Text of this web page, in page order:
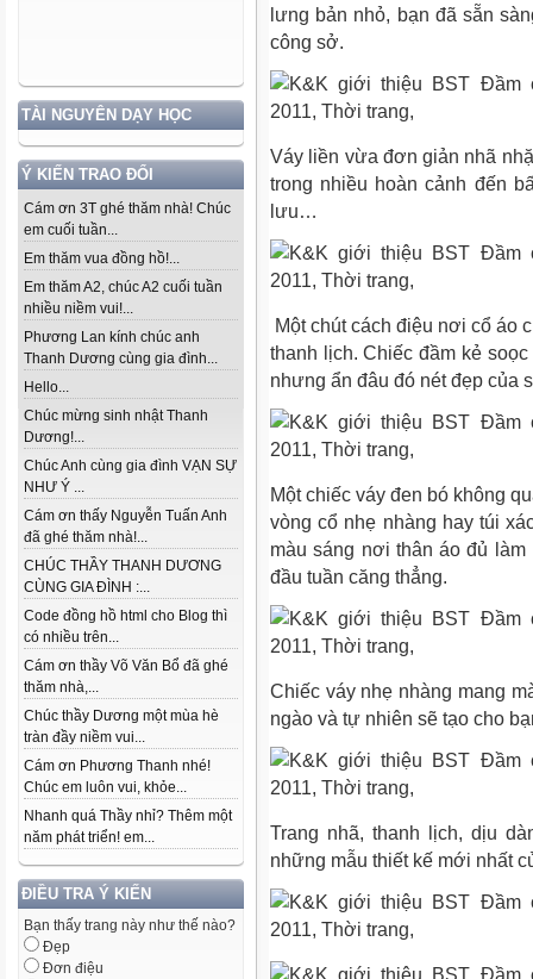
TÀI NGUYÊN DẠY HỌC
Ý KIẾN TRAO ĐỔI
Cám ơn 3T ghé thăm nhà! Chúc
em cuối tuần...
Em thăm vua đồng hồ!...
Em thăm A2, chúc A2 cuối tuần
nhiều niềm vui!...
Phương Lan kính chúc anh
Thanh Dương cùng gia đình...
Hello...
Chúc mừng sinh nhật Thanh
Dương!...
Chúc Anh cùng gia đình VẠN SỰ
NHƯ Ý ...
Cám ơn thấy Nguyễn Tuấn Anh
đã ghé thăm nhà!...
CHÚC THẦY THANH DƯƠNG
CÙNG GIA ĐÌNH :...
Code đồng hồ html cho Blog thì
có nhiều trên...
Cám ơn thầy Võ Văn Bổ đã ghé
thăm nhà,...
Chúc thầy Dương một mùa hè
tràn đầy niềm vui...
Cám ơn Phương Thanh nhé!
Chúc em luôn vui, khỏe...
Nhanh quá Thầy nhỉ? Thêm một
năm phát triển! em...
ĐIỀU TRA Ý KIẾN
Bạn thấy trang này như thế nào?
Đẹp
Đơn điệu
lưng bản nhỏ, bạn đã sẵn
công sở.
Váy liền vừa đơn giản nhã
trong nhiều hoàn cảnh đến
lưu…
Một chút cách điệu nơi cổ áo
thanh lịch. Chiếc đầm kẻ
nhưng ẩn đâu đó nét đẹp của
Một chiếc váy đen bó không
vòng cổ nhẹ nhàng hay túi
màu sáng nơi thân áo đủ
đầu tuần căng thẳng.
Chiếc váy nhẹ nhàng mang
ngào và tự nhiên sẽ tạo cho
Trang nhã, thanh lịch, dịu
những mẫu thiết kế mới nhất